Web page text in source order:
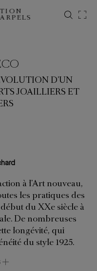
D’UN
JOAILLIERS ET
à l’Art nouveau,
les pratiques des
du XXe siècle à
De nombreuses
longévité, qui
du style 1925.